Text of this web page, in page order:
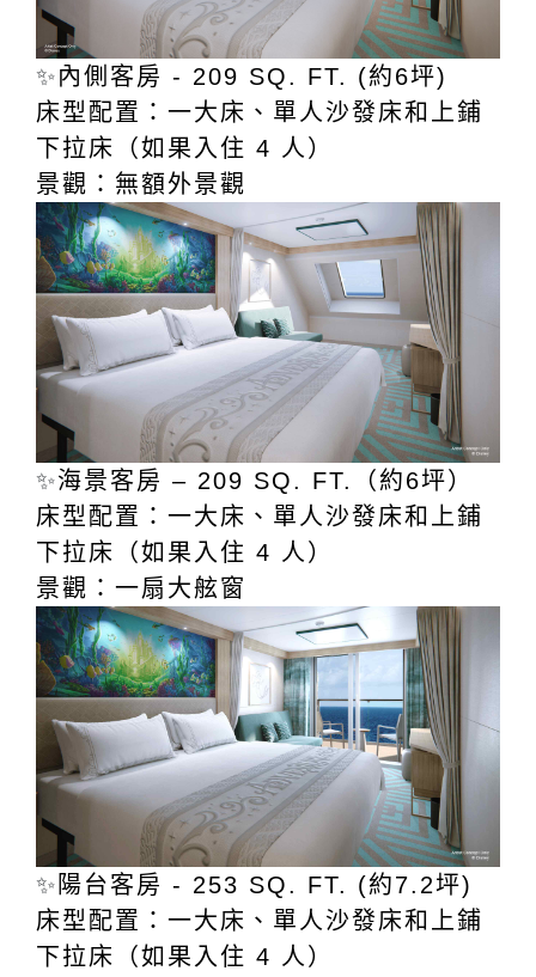
✨內側客房 - 209 SQ. FT. (約6坪)
床型配置：一大床、單人沙發床和上鋪
下拉床（如果入住 4 人）
景觀：無額外景觀
✨海景客房 – 209 SQ. FT.（約6坪）
床型配置：一大床、單人沙發床和上鋪
下拉床（如果入住 4 人）
景觀：一扇大舷窗
✨ 陽台客房 - 253 SQ. FT. (約7.2坪)
床型配置：一大床、單人沙發床和上鋪
下拉床（如果入住 4 人）